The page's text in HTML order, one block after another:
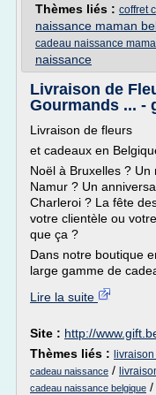
Thèmes liés : coffret
naissance maman
cadeau naissance
naissance
Livraison de
Gourmands ... -
Livraison de fleurs
et cadeaux en
Noël à Bruxelles ?
Namur ? Un
Charleroi ? La fête
votre clientèle ou
que ça ?
Dans notre boutique
large gamme de
Lire la suite
Site : http://
Thèmes liés :
cadeau naissance /
cadeau naissance belgique /